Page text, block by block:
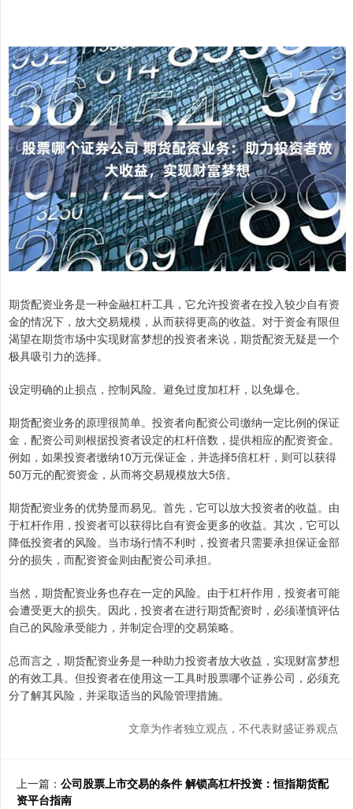
期货配资业务是一种金融杠杆工具，它允许投资者在投入较少自有资
金的情况下，放大交易规模，从而获得更高的收益。对于资金有限但
渴望在期货市场中实现财富梦想的投资者来说，期货配资无疑是一个
极具吸引力的选择。
设定明确的止损点，控制风险。避免过度加杠杆，以免爆仓。
期货配资业务的原理很简单。投资者向配资公司缴纳一定比例的保证
金，配资公司则根据投资者设定的杠杆倍数，提供相应的配资资金。
例如，如果投资者缴纳10万元保证金，并选择5倍杠杆，则可以获得
50万元的配资资金，从而将交易规模放大5倍。
期货配资业务的优势显而易见。首先，它可以放大投资者的收益。由
于杠杆作用，投资者可以获得比自有资金更多的收益。其次，它可以
降低投资者的风险。当市场行情不利时，投资者只需要承担保证金部
分的损失，而配资资金则由配资公司承担。
当然，期货配资业务也存在一定的风险。由于杠杆作用，投资者可能
会遭受更大的损失。因此，投资者在进行期货配资时，必须谨慎评估
自己的风险承受能力，并制定合理的交易策略。
总而言之，期货配资业务是一种助力投资者放大收益，实现财富梦想
的有效工具。但投资者在使用这一工具时股票哪个证券公司，必须充
分了解其风险，并采取适当的风险管理措施。
文章为作者独立观点，不代表财盛证券观点
上一篇： 公司股票上市交易的条件 解锁高杠杆投资：恒指期货配
资平台指南